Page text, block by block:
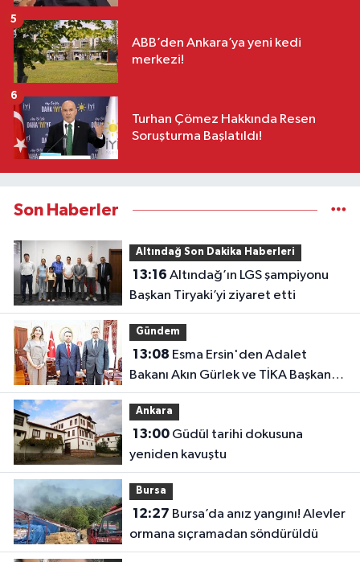
ABB’den Ankara’ya yeni kedi
merkezi!
5
Turhan Çömez Hakkında Resen
Soruşturma Başlatıldı!
6
Son Haberler
Altındağ Son Dakika Haberleri
13:16
Başkan Tiryaki’yi ziyaret etti
Gündem
13:08
Bakanı Akın Gürlek ve TİKA Başkanı
Abdullah Eren'e ziyaret
Ankara
13:00Güdül tarihi dokusuna
yeniden kavuştu
Bursa
12:27
ormana sıçramadan söndürüldü